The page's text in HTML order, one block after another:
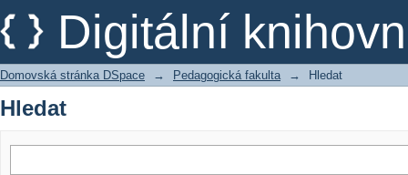
Digitální
Hledat
Domovská stránka DSpace → Pedagogická fakulta → Hledat
Hledat